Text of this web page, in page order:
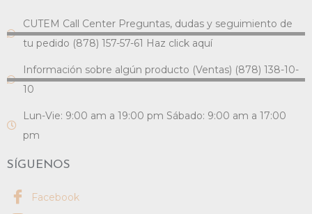
CUTEM Call Center Preguntas, dudas y seguimiento de
tu pedido (878) 157-57-61 Haz click aquí
Información sobre algún producto (Ventas) (878) 138-10-
10
Lun-Vie: 9:00 am a 19:00 pm Sábado: 9:00 am a 17:00
pm
SÍGUENOS
Facebook